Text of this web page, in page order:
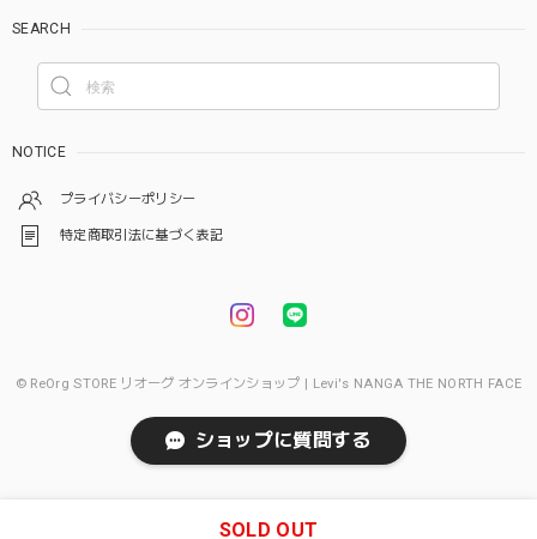
SEARCH
NOTICE
プライバシーポリシー
特定商取引法に基づく表記
© ReOrg STORE リオーグ オンラインショップ | Levi's NANGA THE NORTH FACE
SOLD OUT
ショップに質問する